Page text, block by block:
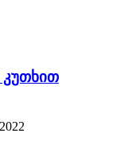
კუთხით